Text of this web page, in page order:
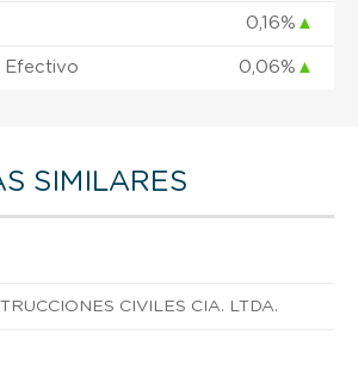
0,16% ▲
Efectivo 0,06% ▲
SIMILARES
CIVILES CIA. LTDA.